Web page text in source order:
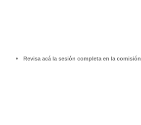
Revisa acá la sesión completa en la comisión